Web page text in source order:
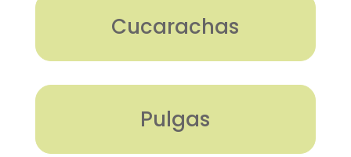
Cucarachas
Pulgas